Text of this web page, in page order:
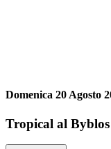
Domenica 20 Agosto
Tropical al